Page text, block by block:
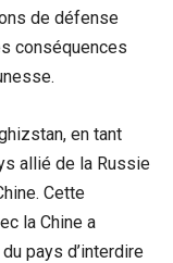
de défense
conséquences
en tant
allié de la Russie
Cette
la Chine a
pays d’interdire